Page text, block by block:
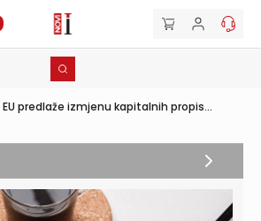
EU predlaže izmjenu kapitalnih propis...